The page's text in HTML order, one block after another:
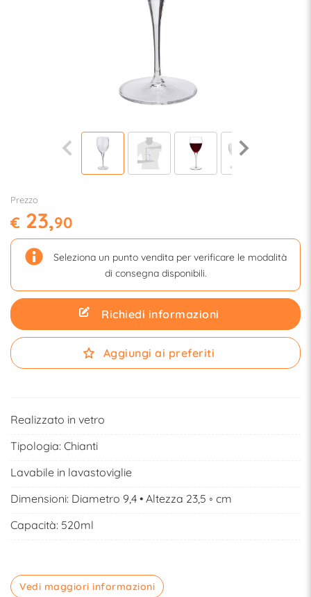
Prezzo
€ 23,90
Seleziona un punto vendita per verificare le modalità
di consegna disponibili.
Richiedi informazioni
Aggiungi ai preferiti
Realizzato in vetro
Tipologia: Chianti
Lavabile in lavastoviglie
Dimensioni: Diametro 9,4 • Altezza 23,5 ◦ cm
Capacità: 520ml
Vedi maggiori informazioni